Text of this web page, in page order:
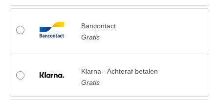
Bancontact
Gratis
Klarna - Achteraf betalen
Gratis